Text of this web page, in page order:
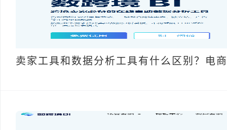
卖家工具和数据分析工具有什么区别？电